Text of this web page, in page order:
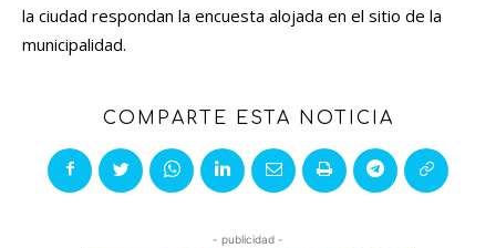
la ciudad respondan la encuesta alojada en el sitio de la
municipalidad.
COMPARTE ESTA NOTICIA
- publicidad -